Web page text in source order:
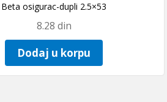
Beta osigurac-dupli 2.5×53
8.28 din
Dodaj u korpu